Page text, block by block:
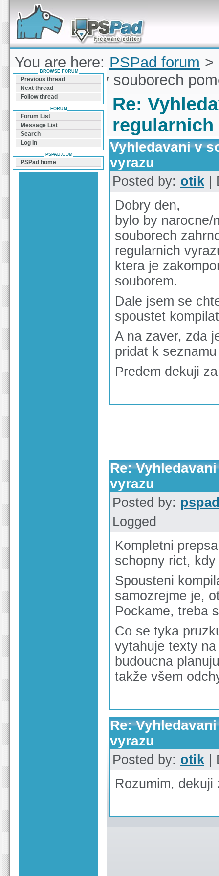
Forum can help you solve problems and quickly
find a solution with PSPad for Microsoft
Windows
You are here: PSPad forum >
Vyhledavani v souborech
Re:
regularnich
Vyhledavani v
vyrazu
Posted by: otik |
Dobry den,
bylo by
souborech
regularnich
ktera je
souborem.
Dale jsem se
spoustet
A na zaver, zda
pridat k
Predem dekuji
Re:
vyrazu
Posted by:
Logged
Kompletni
schopny rict,
Spousteni
samozrejme je,
Pockame, treba
Co se tyka
vytahuje texty
budoucna
takže všem
Re:
vyrazu
Posted by: otik |
Rozumim, dekuji
BROWSE FORUM
Previous thread
Next thread
Follow thread
FORUM
Forum List
Message List
Search
Log In
PSPAD.COM
PSPad home